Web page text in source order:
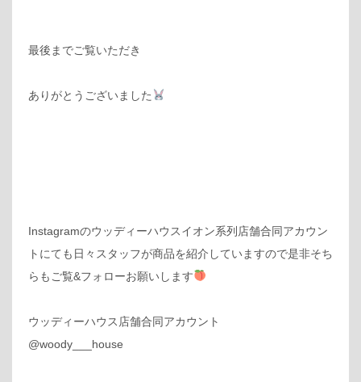
最後までご覧いただき
ありがとうございました
Instagramのウッディーハウスイオン系列店舗合同アカウン
トにても日々スタッフが商品を紹介していますので是非そち
らもご覧&フォローお願いします
ウッディーハウス店舗合同アカウント
@woody___house